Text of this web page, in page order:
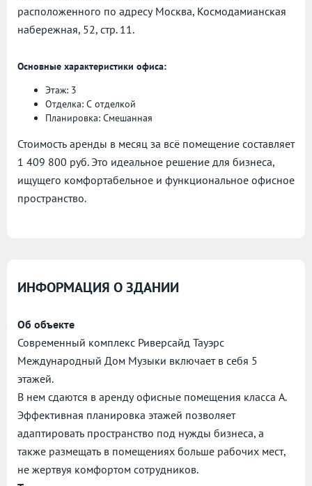
расположенного по адресу Москва, Космодамианская
набережная, 52, стр. 11.
Основные характеристики офиса:
Этаж: 3
Отделка: С отделкой
Планировка: Смешанная
Стоимость аренды в месяц за всё помещение составляет
1 409 800 руб. Это идеальное решение для бизнеса,
ищущего комфортабельное и функциональное офисное
пространство.
ИНФОРМАЦИЯ О ЗДАНИИ
Об объекте
Современный комплекс Риверсайд Тауэрс
Международный Дом Музыки включает в себя 5
этажей.
В нем сдаются в аренду офисные помещения класса А.
Эффективная планировка этажей позволяет
адаптировать пространство под нужды бизнеса, а
также размещать в помещениях больше рабочих мест,
не жертвуя комфортом сотрудников.